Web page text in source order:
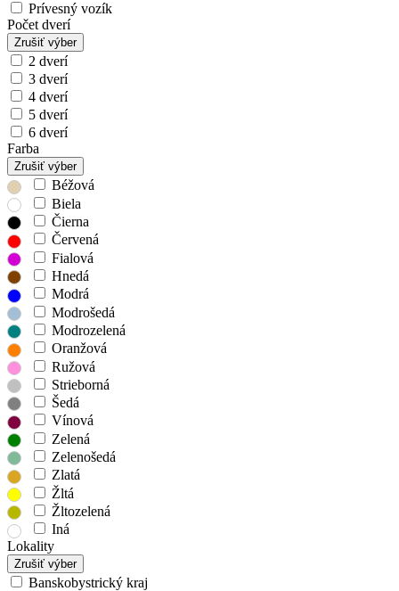
Prívesný vozík
Počet dverí
Zrušiť výber
2 dverí
3 dverí
4 dverí
5 dverí
6 dverí
Farba
Zrušiť výber
Béžová
Biela
Čierna
Červená
Fialová
Hnedá
Modrá
Modrošedá
Modrozelená
Oranžová
Ružová
Strieborná
Šedá
Vínová
Zelená
Zelenošedá
Zlatá
Žltá
Žltozelená
Iná
Lokality
Zrušiť výber
Banskobystrický kraj